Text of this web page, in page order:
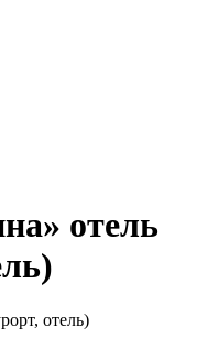
отель
отель)